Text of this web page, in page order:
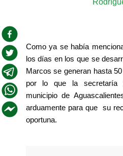
Como ya se había
los días en los que se
Marcos se generan hasta
por lo que la secretaría
municipio de
arduamente para que  su
oportuna.